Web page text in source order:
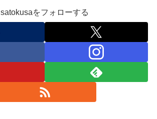
satokusaをフォローする